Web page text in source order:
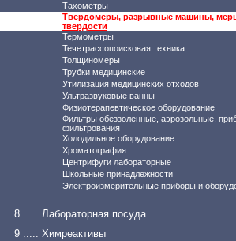
Тахометры
Твердомеры, разрывные машины,
твердости
Термометры
Течетрассопоисковая техника
Толщиномеры
Трубки медицинские
Утилизация медицинских отходов
Ультразвуковые ванны
Физиотерапевтическое оборудование
Фильтры обеззоленные, аэрозольные,
фильтрования
Холодильное оборудование
Хроматография
Центрифуги лабораторные
Школьные принадлежности
Электроизмерительные приборы и
8 ..... Лабораторная посуда
9 ..... Химреактивы